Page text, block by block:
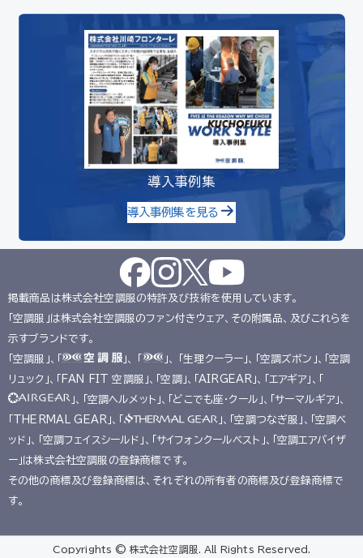
導入事例集
導入事例集を見る
掲載商品は株式会社空調服の特許及び技術を使用しています。
「空調服」は株式会社空調服のファン付きウェア、その附属品、及びこれらを
示すブランドです。
「空調服」、「
」、 「
」、 「生理クーラー」、「空調ズボン」、「空調
リュック」、「FAN FIT 空調服」、「空調」、「AIRGEAR」、「エアギア」、「
」、「空調ヘルメット」、「どこでも座･クール」、「サーマルギア」、
「THERMAL GEAR」、「
」、「空調つなぎ服」、「空調ベ
ッド」、「空調フェイスシールド」、「サイフォンクールベスト」、「空調エアバイザ
ー」は株式会社空調服の登録商標です。
その他の商標及び登録商標は、それぞれの所有者の商標及び登録商標で
す。
Copyrights © 株式会社空調服. All Rights Reserved.